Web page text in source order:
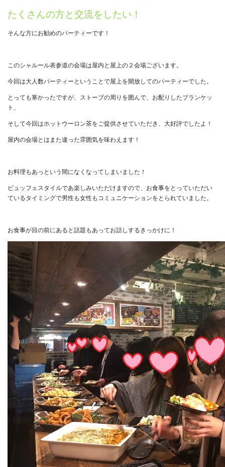
たくさんの方と交流をしたい！
そんな方にお勧めのパーティーです！
このシャルール表参道の会場は屋内と屋上の２会場ございます。
今回は大人数パーティーということで屋上を開放してのパーティーでした。
とっても寒かったですが、ストーブの周りを囲んで、お配りしたブランケッ
ト、
そして今回はホットウーロン茶をご提供させていただき、大好評でしたよ！
屋内の会場とはまた違った雰囲気を味わえます！
お料理もあっという間になくなってしまいました！
ビュッフェスタイルであ楽しみいただけますので、お食事をとっていただい
ているタイミングで男性も女性もコミュニケーションをとられていました。
お食事が目の前にあると話題もあってお話しするきっかけに！